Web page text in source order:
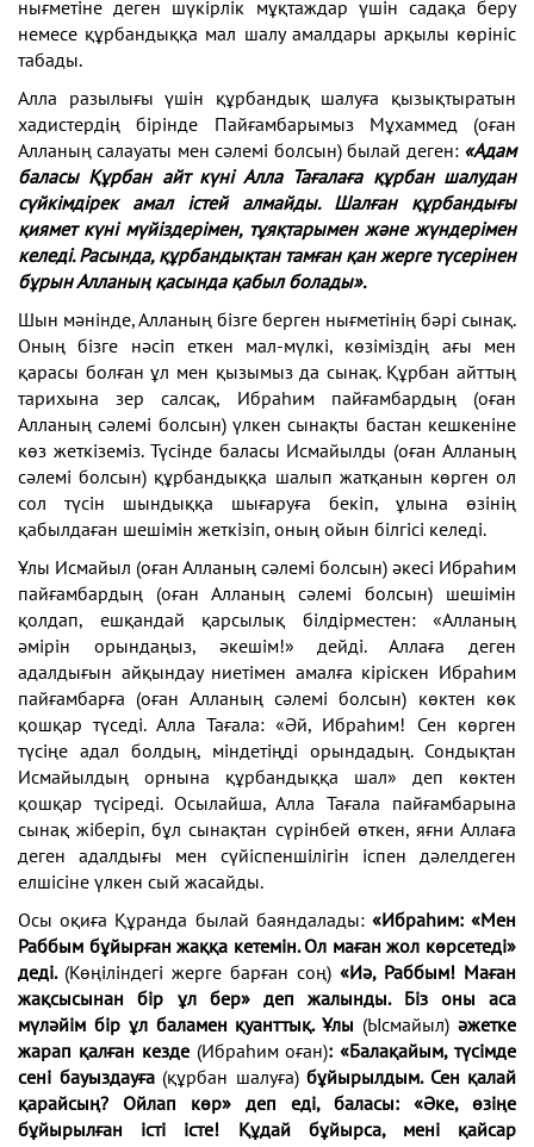
нығметіне деген шүкірлік мұқтаждар үшін садақа беру
немесе құрбандыққа мал шалу амалдары арқылы көрініс
табады.
Алла разылығы үшін құрбандық шалуға қызықтыратын
хадистердің бірінде Пайғамбарымыз Мұхаммед (оған
Алланың салауаты мен сәлемі болсын) былай деген: «Адам
баласы Құрбан айт күні Алла Тағалаға құрбан шалудан
сүйкімдірек амал істей алмайды. Шалған құрбандығы
қиямет күні мүйіздерімен, тұяқтарымен және жүндерімен
келеді. Расында, құрбандықтан тамған қан жерге түсерінен
бұрын Алланың қасында қабыл болады».
Шын мәнінде, Алланың бізге берген нығметінің бәрі сынақ.
Оның бізге нәсіп еткен мал-мүлкі, көзіміздің ағы мен
қарасы болған ұл мен қызымыз да сынақ. Құрбан айттың
тарихына зер салсақ, Ибраһим пайғамбардың (оған
Алланың сәлемі болсын) үлкен сынақты бастан кешкеніне
көз жеткіземіз. Түсінде баласы Исмайылды (оған Алланың
сәлемі болсын) құрбандыққа шалып жатқанын көрген ол
сол түсін шындыққа шығаруға бекіп, ұлына өзінің
қабылдаған шешімін жеткізіп, оның ойын білгісі келеді.
Ұлы Исмайыл (оған Алланың сәлемі болсын) әкесі Ибраһим
пайғамбардың (оған Алланың сәлемі болсын) шешімін
қолдап, ешқандай қарсылық білдірместен: «Алланың
әмірін орындаңыз, әкешім!» дейді. Аллаға деген
адалдығын айқындау ниетімен амалға кіріскен Ибраһим
пайғамбарға (оған Алланың сәлемі болсын) көктен көк
қошқар түседі. Алла Тағала: «Әй, Ибраһим! Сен көрген
түсіңе адал болдың, міндетіңді орындадың. Сондықтан
Исмайылдың орнына құрбандыққа шал» деп көктен
қошқар түсіреді. Осылайша, Алла Тағала пайғамбарына
сынақ жіберіп, бұл сынақтан сүрінбей өткен, яғни Аллаға
деген адалдығы мен сүйіспеншілігін іспен дәлелдеген
елшісіне үлкен сый жасайды.
Осы оқиға Құранда былай баяндалады: «Ибраһим: «Мен
Раббым бұйырған жаққа кетемін. Ол маған жол көрсетеді»
деді. (Көңіліндегі жерге барған соң) «Иә, Раббым! Маған
жақсысынан бір ұл бер» деп жалынды. Біз оны аса
мүләйім бір ұл баламен қуанттық. Ұлы (Ысмайыл) әжетке
жарап қалған кезде (Ибраһим оған): «Балақайым, түсімде
сені бауыздауға (құрбан шалуға)бұйырылдым. Сен қалай
қарайсың? Ойлап көр» деп еді, баласы: «Әке, өзіңе
бұйырылған істі істе! Құдай бұйырса, мені қайсар